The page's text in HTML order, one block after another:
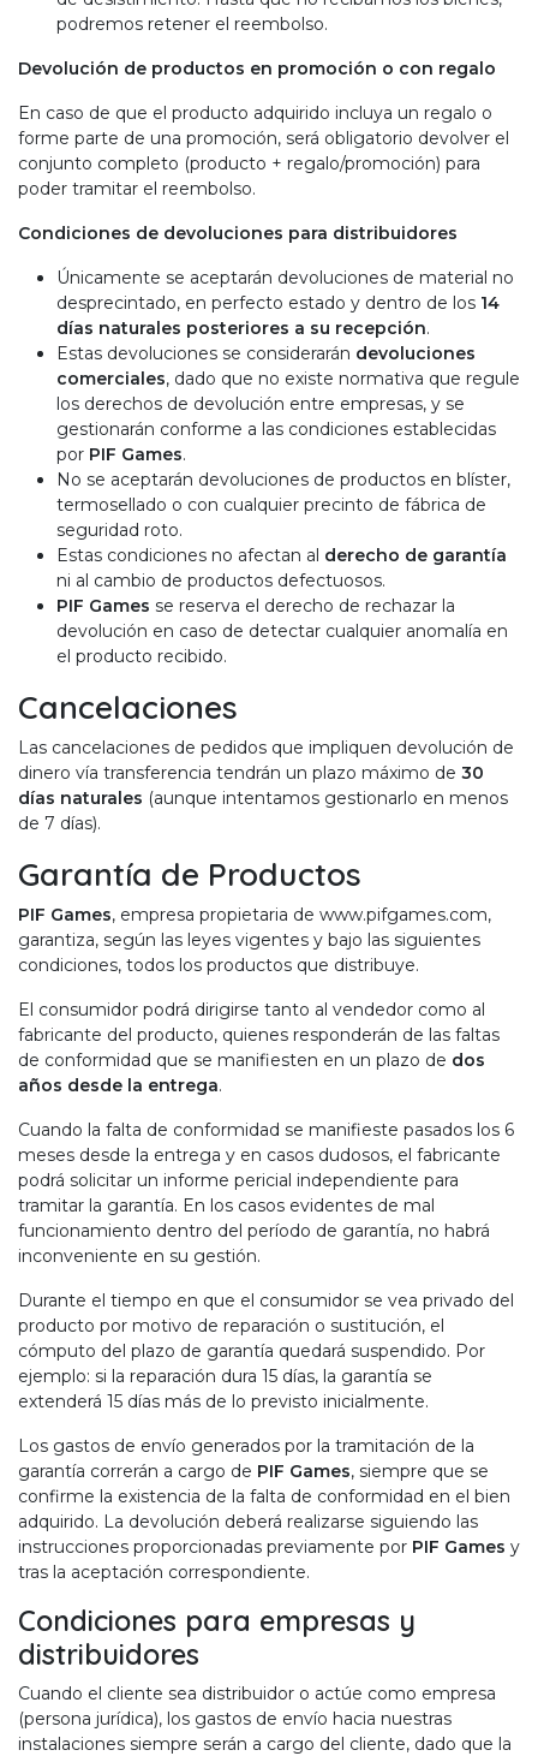
podremos retener el reembolso.
Devolución de productos en promoción o con regalo
En caso de que el producto adquirido incluya un regalo o
forme parte de una promoción, será obligatorio devolver el
conjunto completo (producto + regalo/promoción) para
poder tramitar el reembolso.
Condiciones de devoluciones para distribuidores
Únicamente se aceptarán devoluciones de material no
desprecintado, en perfecto estado y dentro de los 14
días naturales posteriores a su recepción.
Estas devoluciones se considerarán devoluciones
comerciales, dado que no existe normativa que regule
los derechos de devolución entre empresas, y se
gestionarán conforme a las condiciones establecidas
por PIF Games.
No se aceptarán devoluciones de productos en blíster,
termosellado o con cualquier precinto de fábrica de
seguridad roto.
Estas condiciones no afectan al derecho de garantía
ni al cambio de productos defectuosos.
PIF Games se reserva el derecho de rechazar la
devolución en caso de detectar cualquier anomalía en
el producto recibido.
Cancelaciones
Las cancelaciones de pedidos que impliquen devolución de
dinero vía transferencia tendrán un plazo máximo de 30
días naturales (aunque intentamos gestionarlo en menos
de 7 días).
Garantía de Productos
PIF Games, empresa propietaria de www.pifgames.com,
garantiza, según las leyes vigentes y bajo las siguientes
condiciones, todos los productos que distribuye.
El consumidor podrá dirigirse tanto al vendedor como al
fabricante del producto, quienes responderán de las faltas
de conformidad que se manifiesten en un plazo de dos
años desde la entrega.
Cuando la falta de conformidad se manifieste pasados los 6
meses desde la entrega y en casos dudosos, el fabricante
podrá solicitar un informe pericial independiente para
tramitar la garantía. En los casos evidentes de mal
funcionamiento dentro del período de garantía, no habrá
inconveniente en su gestión.
Durante el tiempo en que el consumidor se vea privado del
producto por motivo de reparación o sustitución, el
cómputo del plazo de garantía quedará suspendido. Por
ejemplo: si la reparación dura 15 días, la garantía se
extenderá 15 días más de lo previsto inicialmente.
Los gastos de envío generados por la tramitación de la
garantía correrán a cargo de PIF Games, siempre que se
confirme la existencia de la falta de conformidad en el bien
adquirido. La devolución deberá realizarse siguiendo las
instrucciones proporcionadas previamente por PIF Games y
tras la aceptación correspondiente.
Condiciones para empresas y
distribuidores
Cuando el cliente sea distribuidor o actúe como empresa
(persona jurídica), los gastos de envío hacia nuestras
instalaciones siempre serán a cargo del cliente, dado que la